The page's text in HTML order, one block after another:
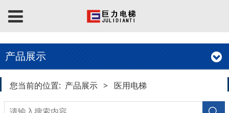
产品展示
您当前的位置: 产品展示 > 医用电梯